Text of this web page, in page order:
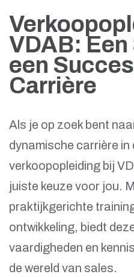
VDAB: Een
een
Carrière
Als je op zoek bent
dynamische carrière in
verkoopopleiding bij
juiste keuze voor jou.
praktijkgerichte
ontwikkeling, biedt
vaardigheden en
de wereld van sales.